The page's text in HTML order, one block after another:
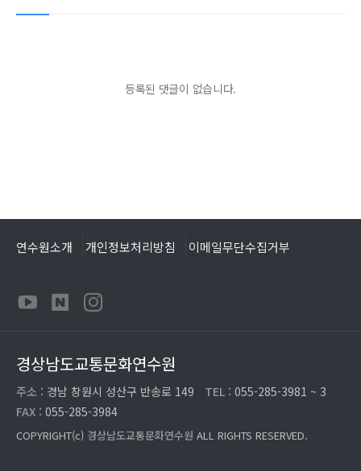
등록된 댓글이 없습니다.
연수원소개 개인정보처리방침 이메일무단수집거부
경상남도교통문화연수원
주소 : 경남 창원시 성산구 반송로 149 TEL : 055-285-3981 ~ 3
FAX : 055-285-3984
COPYRIGHT(c) 경상남도교통문화연수원 ALL RIGHTS RESERVED.